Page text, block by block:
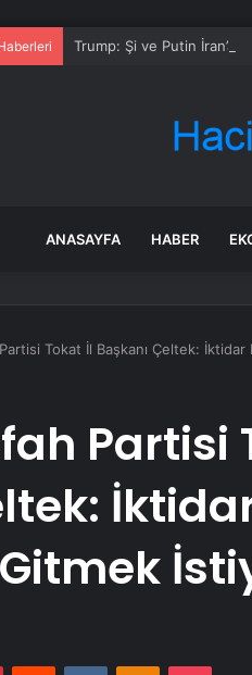
Trump: Şi ve Putin İran’a
ANASAYFA HABER
Tokat İl Başkanı Çeltek:
Partisi
PinterestReddit VKontakteOdnoklassniki
Pocket